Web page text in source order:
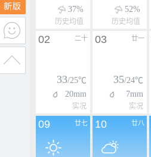
37%
历史均值
52%
历史均值
二十
02
33/25℃
20mm
实况
廿一
03
35/24℃
7mm
实况
廿七
09 廿八
10